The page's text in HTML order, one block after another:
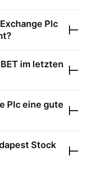
Plc
BET im letzten
Plceine gute
Stock